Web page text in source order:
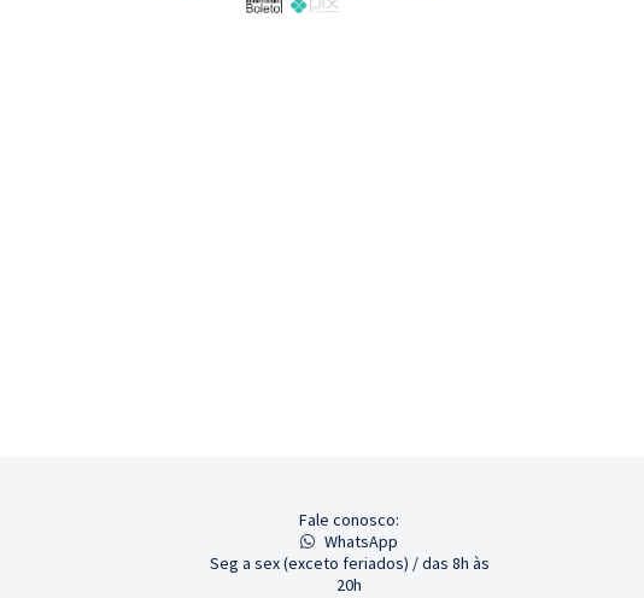
Fale conosco:
WhatsApp
Seg a sex (exceto feriados) / das 8h às
20h